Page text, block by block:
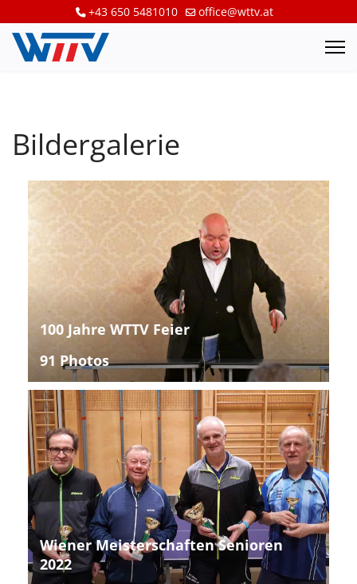
+43 650 5481010 office@wttv.at
Bildergalerie
100 Jahre WTTV Feier
91 Photos
Wiener Meisterschaften Senioren
2022